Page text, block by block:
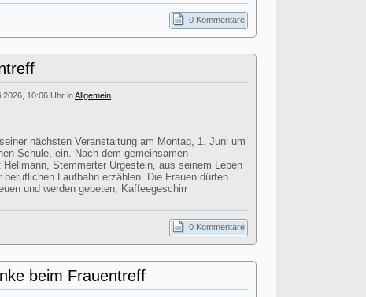
0 Kommentare
2026, 10:06 Uhr inAllgemein
nächsten Veranstaltung am Montag, 1. Juni um
Schule, ein. Nach dem gemeinsamen
Stemmerter Urgestein, aus seinem Leben
Laufbahn erzählen. Die Frauen dürfen
und werden gebeten, Kaffeegeschirr
0 Kommentare
beim Frauentreff